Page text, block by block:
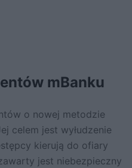
mBanku
o nowej metodzie
celem jest wyłudzenie
kierują do ofiary
jest niebezpieczny